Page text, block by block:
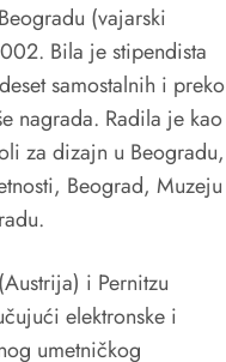
(vajarski
Bila je stipendista
samostalnih i preko
nagrada. Radila je kao
za dizajn u Beogradu,
Beograd, Muzeju
i Pernitzu
elektronske i
umetničkog